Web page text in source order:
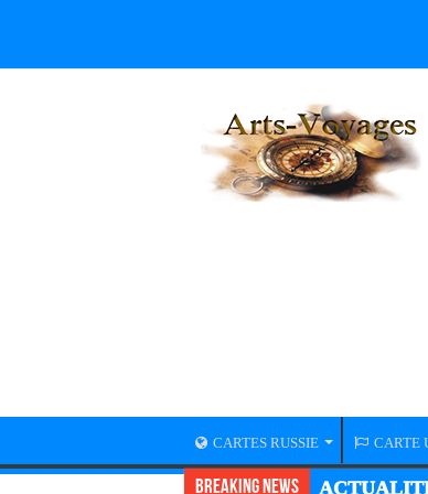
CARTES RUSSIE CARTE
Breaking News